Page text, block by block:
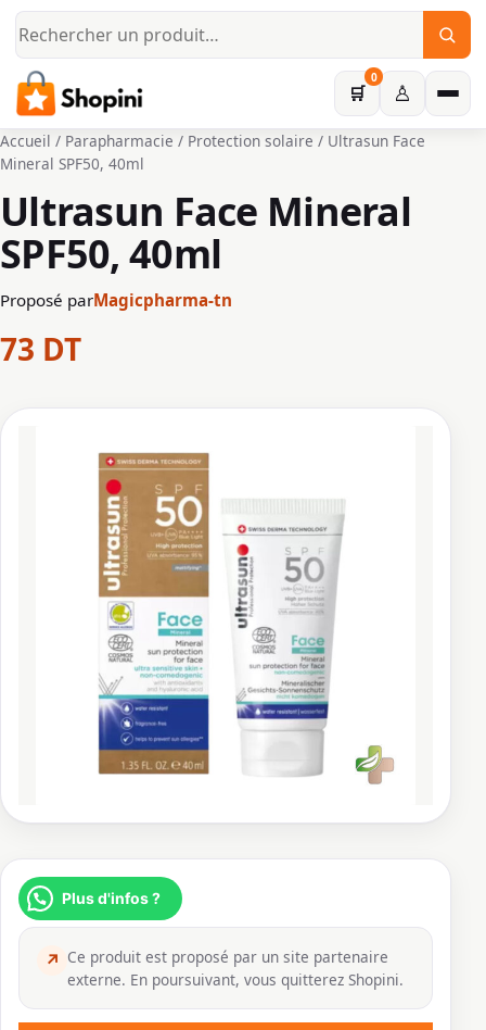
Aller au contenu principal
🛒
0
♙
Accueil / Parapharmacie / Protection solaire / Ultrasun Face
Mineral SPF50, 40ml
Ultrasun Face Mineral
SPF50, 40ml
Proposé parMagicpharma-tn
73 DT
Plus d'infos ?
↗ Ce produit est proposé par un site partenaire
externe. En poursuivant, vous quitterez Shopini.